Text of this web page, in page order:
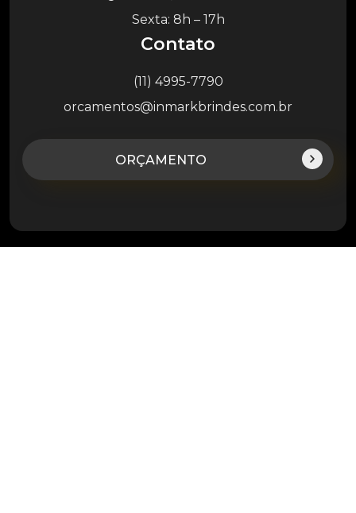
Sexta: 8h – 17h
Contato
(11) 4995-7790
orcamentos@inmarkbrindes.com.br
ORÇAMENTO